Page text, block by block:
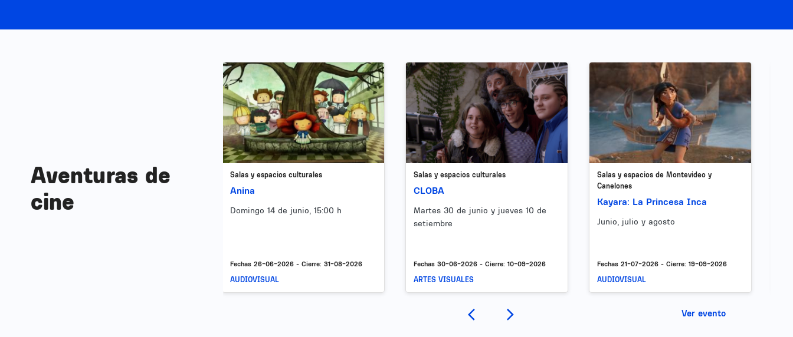
Aventuras de
cine
Image
Salas y espacios culturales
Anina
Domingo 14 de junio, 15:00 h
Fechas 26-06-2026- Cierre: 31-08-2026
AUDIOVISUAL
Image
Salas y espacios culturales
CLOBA
Martes 30 de junio y jueves 10 de
setiembre
Fechas 30-06-2026- Cierre: 10-09-2026
ARTES VISUALES
Image
Salas y espacios de Montevideo y
Canelones
Kayara: La Princesa Inca
Junio, julio y agosto
Fechas 21-07-2026- Cierre: 19-09-2026
AUDIOVISUAL
Ver evento